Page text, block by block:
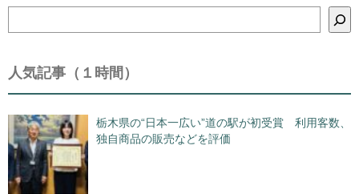
索
人気記事（１時間）
栃木県の“日本一広い”道の駅が初受賞 利用客数、
独自商品の販売などを評価